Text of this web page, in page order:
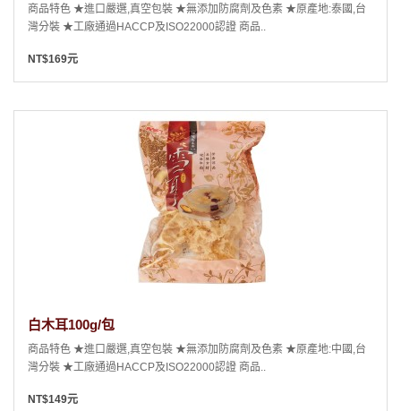
商品特色 ★進口嚴選,真空包裝 ★無添加防腐劑及色素 ★原產地:泰國,台
灣分裝 ★工廠通過HACCP及ISO22000認證 商品..
NT$169元
白木耳100g/包
商品特色 ★進口嚴選,真空包裝 ★無添加防腐劑及色素 ★原產地:中國,台
灣分裝 ★工廠通過HACCP及ISO22000認證 商品..
NT$149元